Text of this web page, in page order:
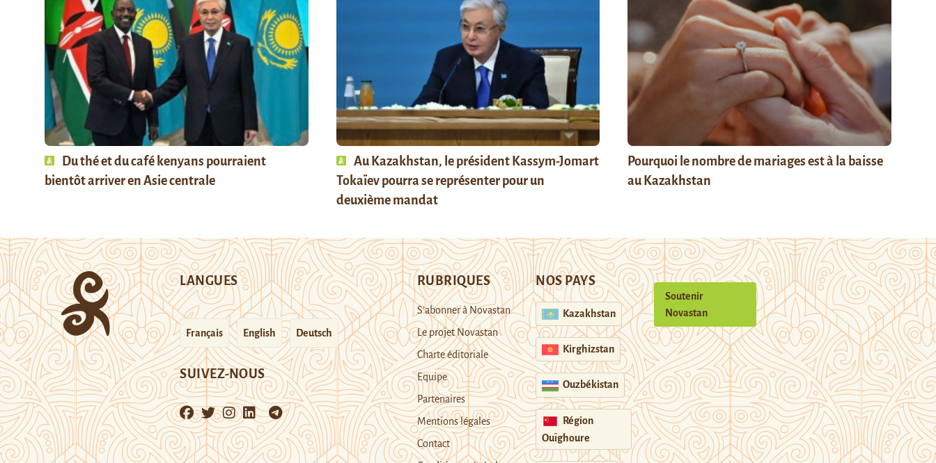
Du thé et du café kenyans pourraient
bientôt arriver en Asie centrale
Au Kazakhstan, le président Kassym-Jomart
Tokaïev pourra se représenter pour un
deuxième mandat
Pourquoi le nombre de mariages est à la baisse
au Kazakhstan
LANGUES
Français English Deutsch
SUIVEZ-NOUS
RUBRIQUES
S’abonner à Novastan
Le projet Novastan
Charte éditoriale
Equipe
Partenaires
Mentions légales
Contact
NOS PAYS
Kazakhstan
Kirghizstan
Ouzbékistan
Région
Ouïghoure
Soutenir
Novastan